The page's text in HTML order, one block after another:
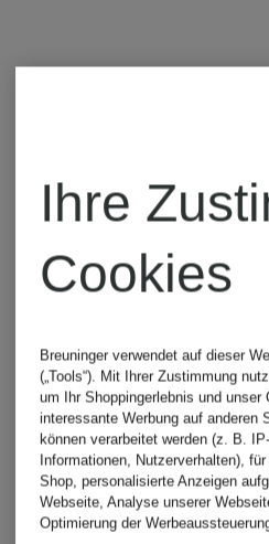
JOOP!
3er-
Ihre
Cookies
Breuninger verwendet auf dieser
(„Tools“). Mit Ihrer Zustimmung
um Ihr Shoppingerlebnis und
interessante Werbung auf anderen
können verarbeitet werden (z. B.
Informationen, Nutzerverhalten),
Shop, personalisierte Anzeigen
Webseite, Analyse unserer
Optimierung der